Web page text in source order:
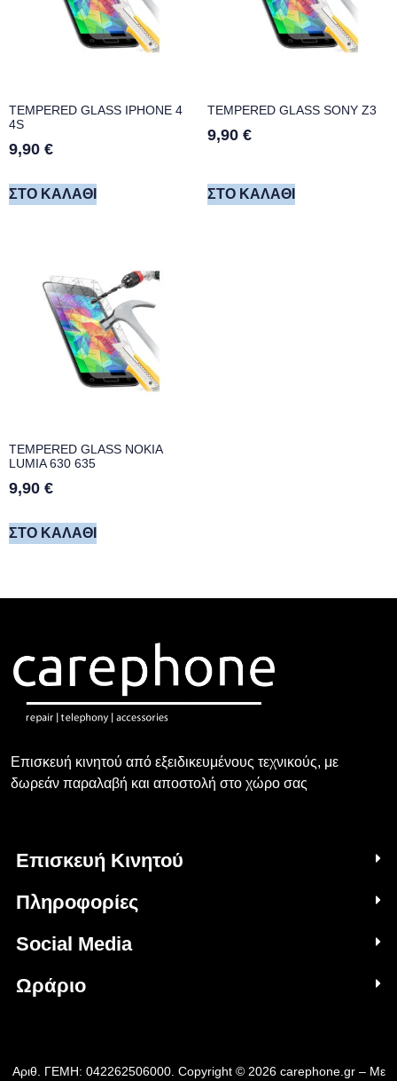
TEMPERED GLASS IPHONE 4
4S
9,90 €
ΣΤΟ ΚΑΛΆΘΙ
TEMPERED GLASS SONY Z3
9,90 €
ΣΤΟ ΚΑΛΆΘΙ
TEMPERED GLASS NOKIA
LUMIA 630 635
9,90 €
ΣΤΟ ΚΑΛΆΘΙ
Επισκευή κινητού από εξειδικευμένους τεχνικούς, με
δωρεάν παραλαβή και αποστολή στο χώρο σας
Επισκευή Κινητού
Πληροφορίες
Social Media
Ωράριο
Αριθ. ΓΕΜΗ: 042262506000. Copyright © 2026 carephone.gr – Με